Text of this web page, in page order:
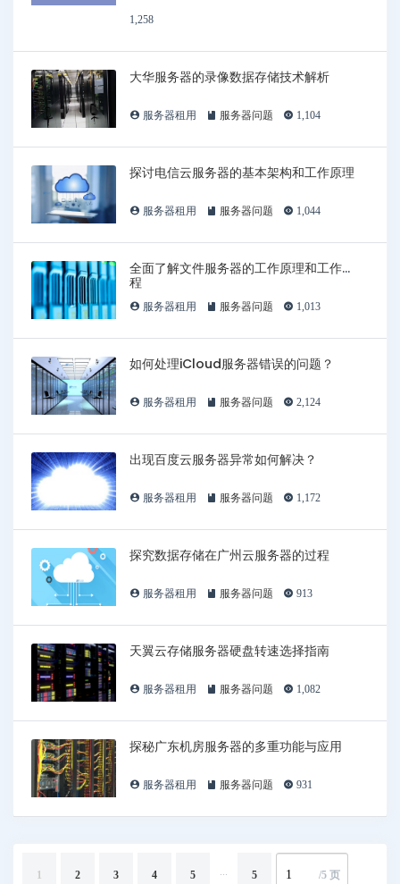
1,258
大华服务器的录像数据存储技术解析
服务器租用 服务器问题 1,104
探讨电信云服务器的基本架构和工作原理
服务器租用 服务器问题 1,044
全面了解文件服务器的工作原理和工作流
程
服务器租用 服务器问题 1,013
如何处理iCloud服务器错误的问题？
服务器租用 服务器问题 2,124
出现百度云服务器异常如何解决？
服务器租用 服务器问题 1,172
探究数据存储在广州云服务器的过程
服务器租用 服务器问题 913
天翼云存储服务器硬盘转速选择指南
服务器租用 服务器问题 1,082
探秘广东机房服务器的多重功能与应用
服务器租用 服务器问题 931
1 2 3 4 5 ... 5 /5 页